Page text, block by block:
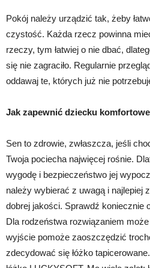
Pokój należy urządzić tak, żeby
czystość. Każda rzecz powinna
rzeczy, tym łatwiej o nie dbać,
się nie zagraciło. Regularnie
oddawaj te, których już nie
Jak zapewnić dziecku
Sen to zdrowie, zwłaszcza, jeśli
Twoja pociecha najwięcej rośnie.
wygodę i bezpieczeństwo jej
należy wybierać z uwagą i najlepiej
dobrej jakości. Sprawdź koniecznie
Dla rodzeństwa rozwiązaniem
wyjście pomoże zaoszczędzić
zdecydować się łóżko